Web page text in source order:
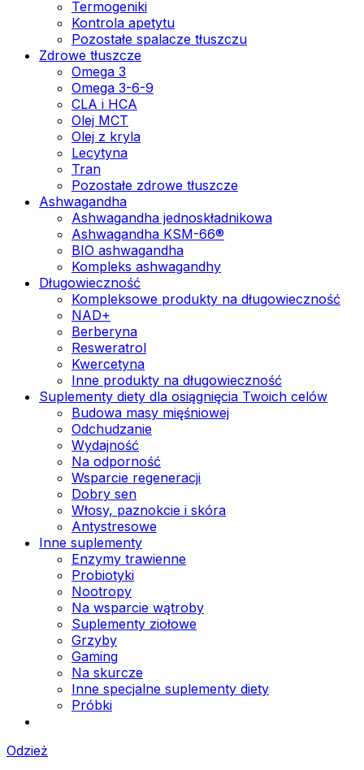
Termogeniki
Kontrola apetytu
Pozostałe spalacze tłuszczu
Zdrowe tłuszcze
Omega 3
Omega 3-6-9
CLA i HCA
Olej MCT
Olej z kryla
Lecytyna
Tran
Pozostałe zdrowe tłuszcze
Ashwagandha
Ashwagandha jednoskładnikowa
Ashwagandha KSM-66®
BIO ashwagandha
Kompleks ashwagandhy
Długowieczność
Kompleksowe produkty na długowieczność
NAD+
Berberyna
Resweratrol
Kwercetyna
Inne produkty na długowieczność
Suplementy diety dla osiągnięcia Twoich celów
Budowa masy mięśniowej
Odchudzanie
Wydajność
Na odporność
Wsparcie regeneracji
Dobry sen
Włosy, paznokcie i skóra
Antystresowe
Inne suplementy
Enzymy trawienne
Probiotyki
Nootropy
Na wsparcie wątroby
Suplementy ziołowe
Grzyby
Gaming
Na skurcze
Inne specjalne suplementy diety
Próbki
Odzież